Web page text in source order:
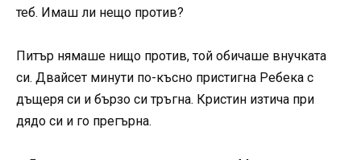
теб. Имаш ли нещо против?
Питър нямаше нищо против, той обичаше внучката
си. Двайсет минути по-късно пристигна Ребека с
дъщеря си и бързо си тръгна. Кристин изтича при
дядо си и го прегърна.